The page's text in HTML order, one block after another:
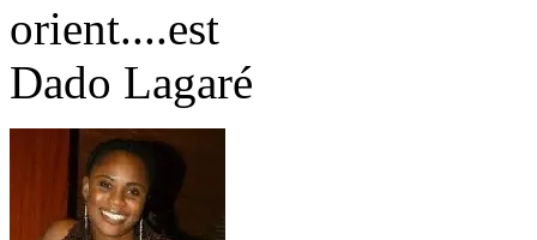
orient....est
Dado Lagaré